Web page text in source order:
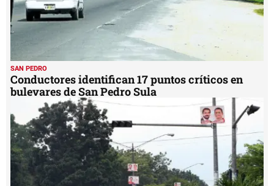
SAN PEDRO
Conductores identifican 17 puntos críticos en
bulevares de San Pedro Sula